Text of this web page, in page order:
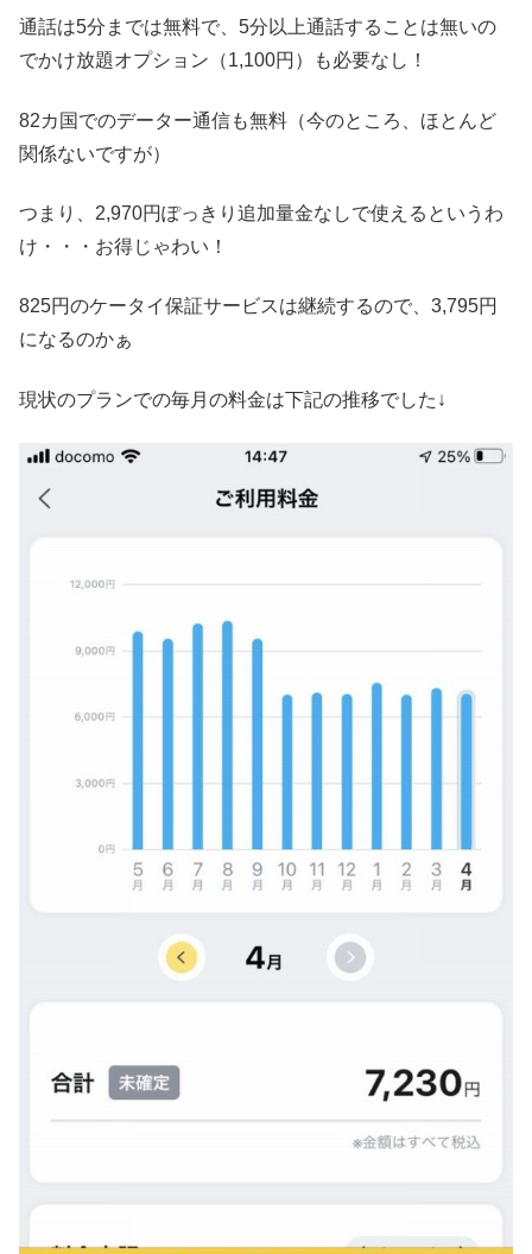
通話は5分までは無料で、5分以上通話することは無いの
でかけ放題オプション（1,100円）も必要なし！
82カ国でのデーター通信も無料（今のところ、ほとんど
関係ないですが）
つまり、2,970円ぽっきり追加量金なしで使えるというわ
け・・・お得じゃわい！
825円のケータイ保証サービスは継続するので、3,795円
になるのかぁ
現状のプランでの毎月の料金は下記の推移でした↓